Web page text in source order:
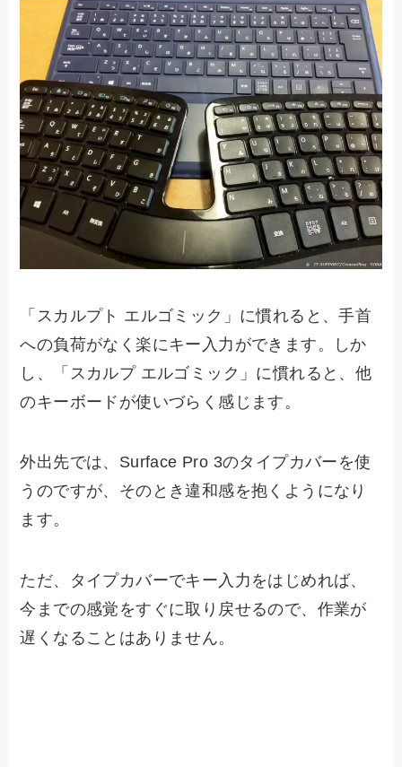
「スカルプト エルゴミック」に慣れると、手首
への負荷がなく楽にキー入力ができます。しか
し、「スカルプ エルゴミック」に慣れると、他
のキーボードが使いづらく感じます。
外出先では、Surface Pro 3のタイプカバーを使
うのですが、そのとき違和感を抱くようになり
ます。
ただ、タイプカバーでキー入力をはじめれば、
今までの感覚をすぐに取り戻せるので、作業が
遅くなることはありません。